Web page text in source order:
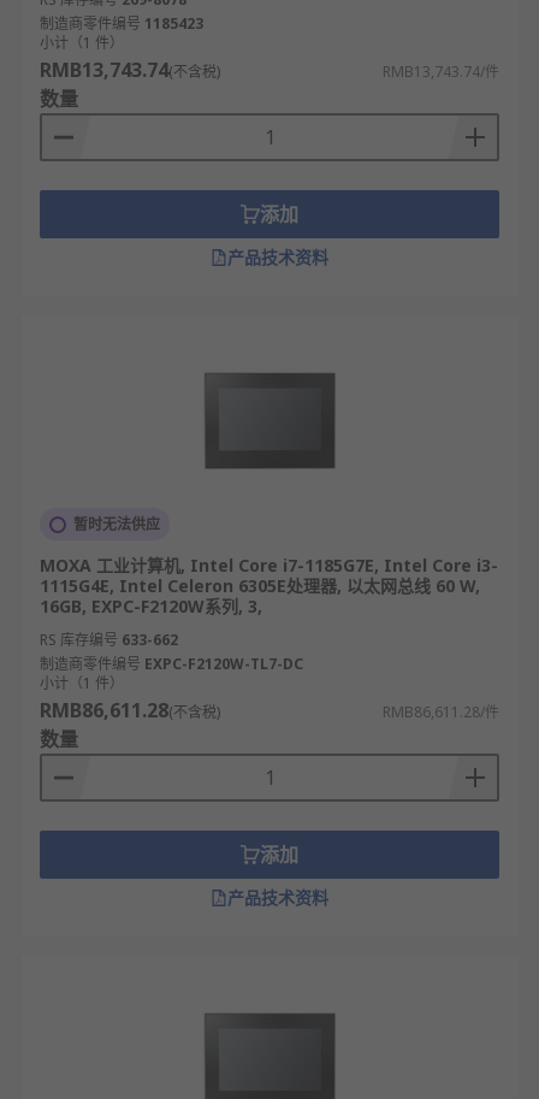
制造商零件编号 1185423
小计（1 件）
RMB13,743.74(不含税) RMB13,743.74/件
数量
添加
产品技术资料
暂时无法供应
MOXA 工业计算机, Intel Core i7-1185G7E, Intel Core i3-
1115G4E, Intel Celeron 6305E处理器, 以太网总线 60 W,
16GB, EXPC-F2120W系列, 3,
RS 库存编号 633-662
制造商零件编号 EXPC-F2120W-TL7-DC
小计（1 件）
RMB86,611.28(不含税) RMB86,611.28/件
数量
添加
产品技术资料